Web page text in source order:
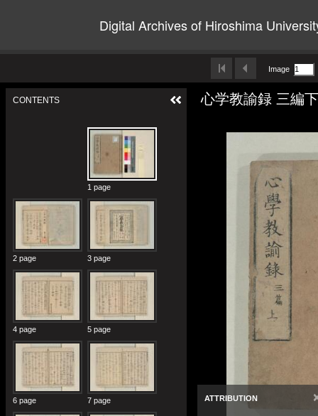
Digital Archives of Hiroshima